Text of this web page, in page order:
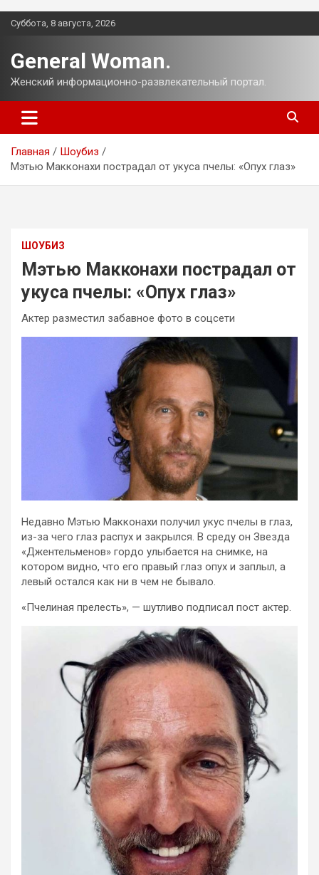
Перейти
Суббота, 8 августа, 2026
General Woman.
Женский информационно-развлекательный портал.
Главная
Шоубиз
Мэтью Макконахи пострадал от укуса пчелы: «Опух глаз»
ШОУБИЗ
Мэтью Макконахи пострадал от
укуса пчелы: «Опух глаз»
Актер разместил забавное фото в соцсети
Недавно Мэтью Макконахи получил укус пчелы в глаз,
из-за чего глаз распух и закрылся. В среду он Звезда
«Джентельменов» гордо улыбается на снимке, на
котором видно, что его правый глаз опух и заплыл, а
левый остался как ни в чем не бывало.
«Пчелиная прелесть», — шутливо подписал пост актер.